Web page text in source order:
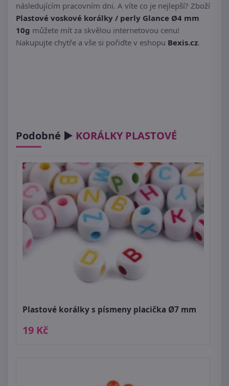
následujícím pracovním dni. A víte co je nejlepší? Zboží
Plastové voskové korálky / perly Glance Ø4 mm
10g můžete mít za skvělou internetovou cenu!
Nakupujte chytře a vše si pořiďte v eshopu Bexis.cz.
Podobné ► KORÁLKY PLASTOVÉ
Plastové korálky s písmeny placička Ø7 mm
19 Kč